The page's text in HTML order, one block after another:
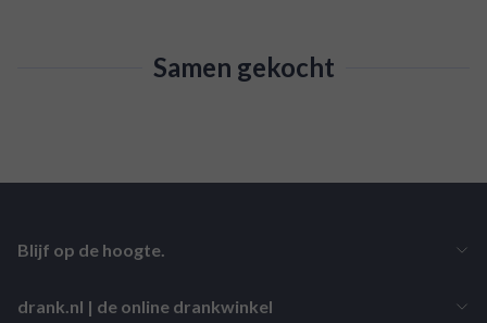
Samen gekocht
drank.nl | de online drankwinkel
Blijf op de hoogte.